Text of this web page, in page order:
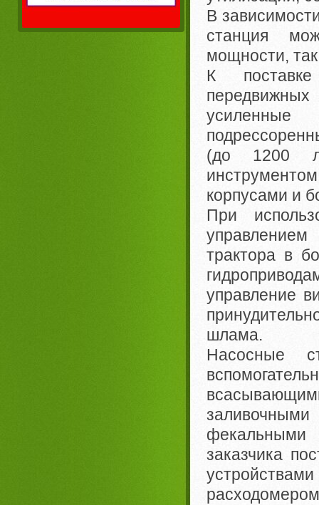
В
станция
мощности,
К поставке
(до 1200
корпусами и
При
трактора в
управление
шлама.
Насосные
заказчика